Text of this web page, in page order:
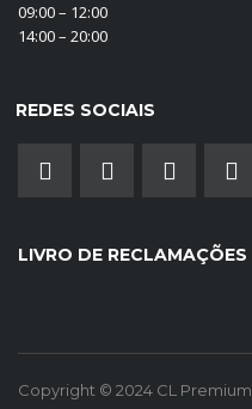
09:00 – 12:00
14:00 – 20:00
REDES SOCIAIS
LIVRO DE RECLAMAÇÕES
Copyright © 2024 CL Premium